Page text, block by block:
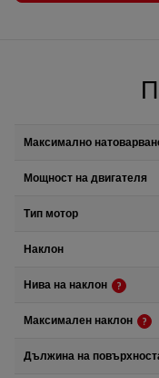
Максимално
Мощност на двигателя
Тип мотор
Наклон
Нива на наклон
Максимален наклон
Дължина на